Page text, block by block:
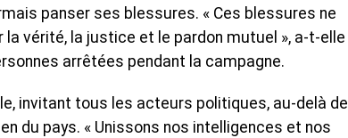
panser ses blessures. ‎« Ces blessures ne
vérité, la justice et le pardon mutuel », a-t-elle
arrêtées pendant la campagne.
invitant tous les acteurs politiques, au-delà de
du pays. « Unissons nos intelligences et nos